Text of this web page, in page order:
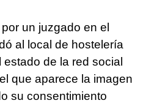
un juzgado en el
al local de hostelería
de la red social
que aparece la imagen
su consentimiento